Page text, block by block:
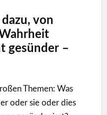
von
gesünder –
Themen: Was
oder sie oder dies